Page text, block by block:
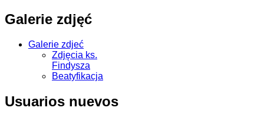
Galerie zdjęć
Galerie zdjeć
Zdjęcia ks.
Findysza
Beatyfikacja
Usuarios nuevos